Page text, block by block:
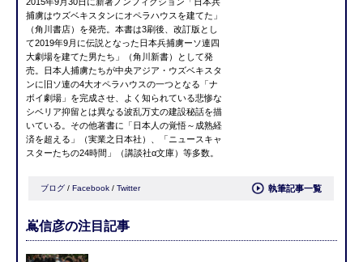
捕虜はウズベキスタンにオペラハウスを建てた」
（角川書店）を発売。本書は3刷後、改訂版とし
て2019年9月に伝説となった日本兵捕虜ーソ連四
大劇場を建てた男たち」（角川新書）として発
売。日本人捕虜たちが中央アジア・ウズベキスタ
ンに旧ソ連の4大オペラハウスの一つとなる「ナ
ボイ劇場」を完成させ、よく知られている悲惨な
シベリア抑留とは異なる波乱万丈の建設秘話を描
いている。その他著書に「日本人の覚悟～成熟経
済を超える」（実業之日本社）、「ニュースキャ
スターたちの24時間」（講談社α文庫）等多数。
ブログ /Facebook /Twitter 執筆記事一覧
嶌信彦の注目記事